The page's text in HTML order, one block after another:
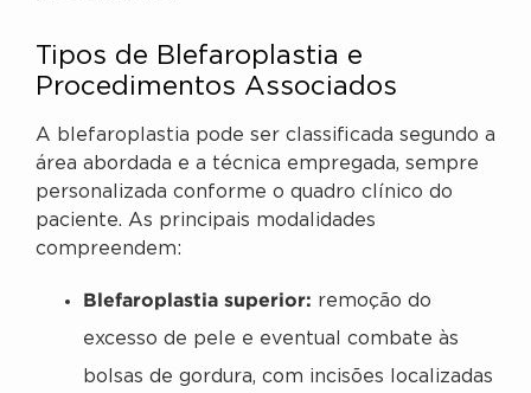
Tipos de Blefaroplastia e
Procedimentos Associados
A blefaroplastia pode ser classificada segundo a
área abordada e a técnica empregada, sempre
personalizada conforme o quadro clínico do
paciente. As principais modalidades
compreendem:
Blefaroplastia superior: remoção do
excesso de pele e eventual combate às
bolsas de gordura, com incisões localizadas